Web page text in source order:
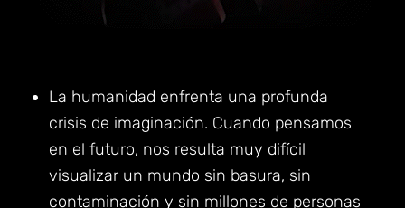
La humanidad enfrenta una profunda
crisis de imaginación. Cuando pensamos
en el futuro, nos resulta muy difícil
visualizar un mundo sin basura, sin
contaminación y sin millones de personas